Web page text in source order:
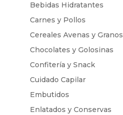
Bebidas Hidratantes
Carnes y Pollos
Cereales Avenas y Granos
Chocolates y Golosinas
Confitería y Snack
Cuidado Capilar
Embutidos
Enlatados y Conservas